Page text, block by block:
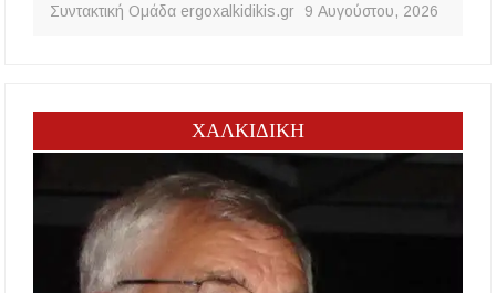
Συντακτική Ομάδα ergoxalkidikis.gr 9 Αυγούστου, 2026
ΧΑΛΚΙΔΙΚΗ